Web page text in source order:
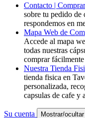
Contacto |
sobre tu pedido de
respondemos en
Mapa Web de
Accede al mapa
todas nuestras
comprar
Nuestra Tienda
tienda fisica en
personalizada,
capsulas de cafe y
Su cuenta Mostrar/